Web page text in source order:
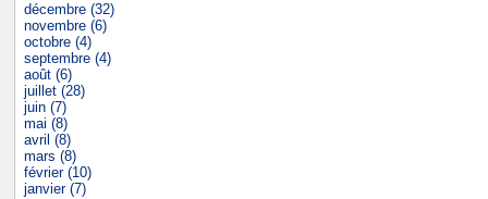
décembre (32)
novembre (6)
octobre (4)
septembre (4)
août (6)
juillet (28)
juin (7)
mai (8)
avril (8)
mars (8)
février (10)
janvier (7)